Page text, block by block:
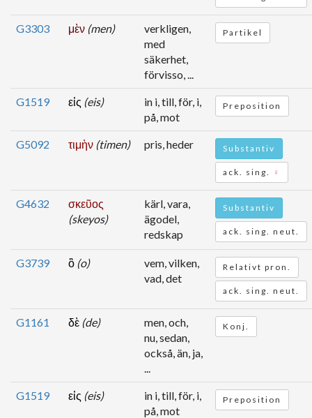
G3303 μὲν (men)
verkligen,
med
säkerhet,
förvisso, ...
Partikel
G1519 εἰς (eis)
in i, till, för, i,
på, mot
Preposition
G5092 τιμὴν (timen) pris, heder Substantiv
ack. sing. ♀
G4632
σκεῦος
(skeyos)
kärl, vara,
ägodel,
redskap
Substantiv
ack. sing. neut.
G3739 ὃ (o)
vem, vilken,
vad, det
Relativt pron.
ack. sing. neut.
G1161 δὲ (de)
men, och,
nu, sedan,
också, än, ja,
...
Konj.
G1519 εἰς (eis)
in i, till, för, i,
på, mot
Preposition